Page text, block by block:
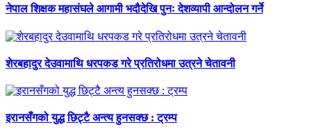
नेपाल शिक्षक महासंघले आगामी भदौदेखि पुनः देशव्यापी आन्दोलन गर्ने
शेरबहादुर देउवामाथि धरपकड गरे प्रतिरोधमा उत्रने चेतावनी
इरानसँगको युद्ध छिट्टै अन्त्य हुनसक्छ : ट्रम्प